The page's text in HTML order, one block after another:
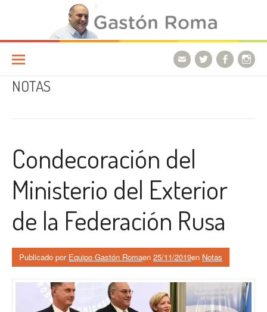
Ir a la página
NOTAS
Condecoración del
Ministerio del Exterior
de la Federación Rusa
Publicado por Equipo Gastón Romaen 25/11/2019en Notas